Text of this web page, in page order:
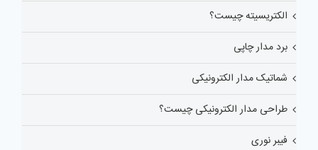
الکتریسیته چیست؟
برد مدار چاپی
شماتیک مدار الکترونیکی
طراحی مدار الکترونیکی چیست؟
فیبر نوری